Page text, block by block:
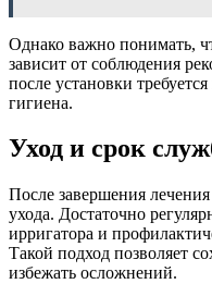
Однако важно понимать,
зависит от соблюдения
после установки
гигиена.
Уход и срок
После завершения
ухода. Достаточно
ирригатора и
Такой подход позволяет
избежать осложнений.